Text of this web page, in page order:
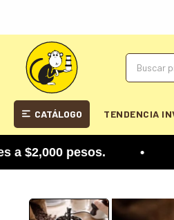
CATÁLOGO TENDENCIA
pesos. • Si lo